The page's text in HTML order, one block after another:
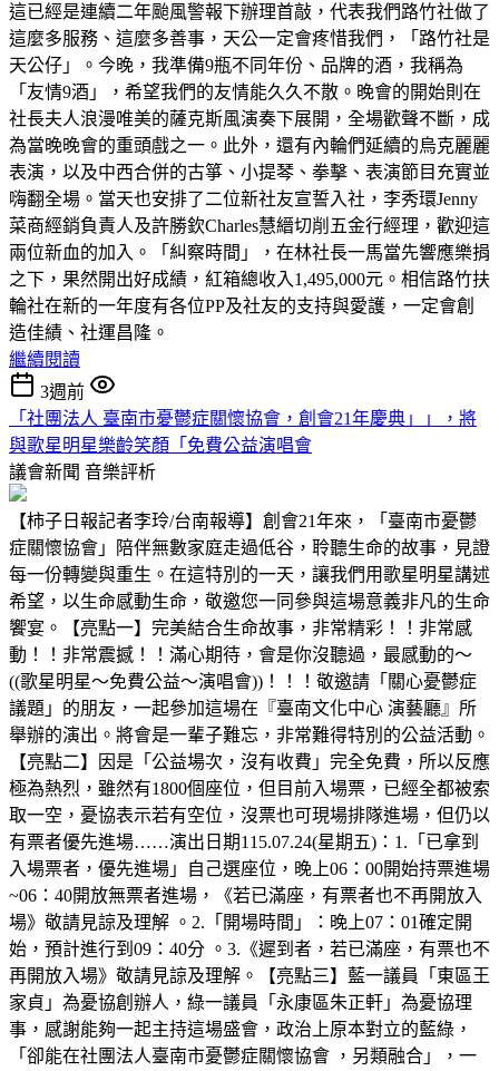
這已經是連續二年颱風警報下辦理首敲，代表我們路竹社做了
這麼多服務、這麼多善事，天公一定會疼惜我們，「路竹社是
天公仔」。今晚，我準備9瓶不同年份、品牌的酒，我稱為
「友情9酒」，希望我們的友情能久久不散。晚會的開始則在
社長夫人浪漫唯美的薩克斯風演奏下展開，全場歡聲不斷，成
為當晚晚會的重頭戲之一。此外，還有內輪們延續的烏克麗麗
表演，以及中西合併的古箏、小提琴、拳擊、表演節目充實並
嗨翻全場。當天也安排了二位新社友宣誓入社，李秀環Jenny
菜商經銷負責人及許勝欽Charles慧縉切削五金行經理，歡迎這
兩位新血的加入。「糾察時間」，在林社長一馬當先響應樂捐
之下，果然開出好成績，紅箱總收入1,495,000元。相信路竹扶
輪社在新的一年度有各位PP及社友的支持與愛護，一定會創
造佳績、社運昌隆。
繼續閱讀
3週前
「社團法人 臺南市憂鬱症關懷協會，創會21年慶典」」，將
與歌星明星樂齡笑顏「免費公益演唱會
議會新聞 音樂評析
【柿子日報記者李玲/台南報導】創會21年來，「臺南市憂鬱
症關懷協會」陪伴無數家庭走過低谷，聆聽生命的故事，見證
每一份轉變與重生。在這特別的一天，讓我們用歌星明星講述
希望，以生命感動生命，敬邀您一同參與這場意義非凡的生命
饗宴。【亮點一】完美結合生命故事，非常精彩！！非常感
動！！非常震撼！！滿心期待，會是你沒聽過，最感動的～
((歌星明星～免費公益～演唱會))！！！敬邀請「關心憂鬱症
議題」的朋友，一起參加這場在『臺南文化中心 演藝廳』所
舉辦的演出。將會是一輩子難忘，非常難得特別的公益活動。
【亮點二】因是「公益場次，沒有收費」完全免費，所以反應
極為熱烈，雖然有1800個座位，但目前入場票，已經全都被索
取一空，憂協表示若有空位，沒票也可現場排隊進場，但仍以
有票者優先進場……演出日期115.07.24(星期五)：1.「已拿到
入場票者，優先進場」自己選座位，晚上06：00開始持票進場
~06：40開放無票者進場，《若已滿座，有票者也不再開放入
場》敬請見諒及理解 。2.「開場時間」：晚上07：01確定開
始，預計進行到09：40分 。3.《遲到者，若已滿座，有票也不
再開放入場》敬請見諒及理解。【亮點三】藍一議員「東區王
家貞」為憂協創辦人，綠一議員「永康區朱正軒」為憂協理
事，感謝能夠一起主持這場盛會，政治上原本對立的藍綠，
「卻能在社團法人臺南市憂鬱症關懷協會 ，另類融合」，一